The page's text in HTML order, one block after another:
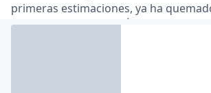
primeras estimaciones, ya ha
en el municipio de Alt Àneu (Lleida).